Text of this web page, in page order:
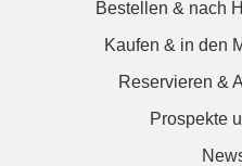
Bestellen & nach
Kaufen & in den
Reservieren &
Prospekte